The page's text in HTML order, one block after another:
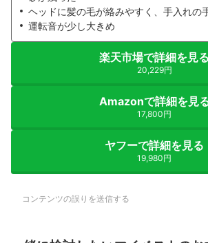
ヘッドに髪の毛が絡みやすく、手入れの
運転音が少し大きめ
楽天市場で詳細を見る
20,229円
Amazonで詳細を見
17,800円
ヤフーで詳細を見る
19,980円
コンテンツの誤りを送信する